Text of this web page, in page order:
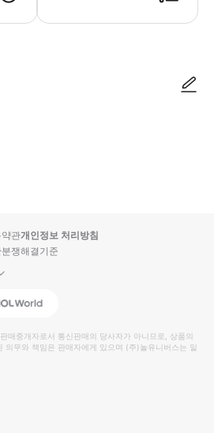
관개인정보 처리방침
분쟁해결기준
Global
매중개자로서 통신판매의 당사자가 아니므로, 상품의
의무와 책임은 판매자에게 있으며 (주)놀유니버스는 일